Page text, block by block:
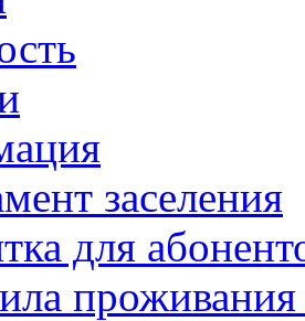
заселения
для